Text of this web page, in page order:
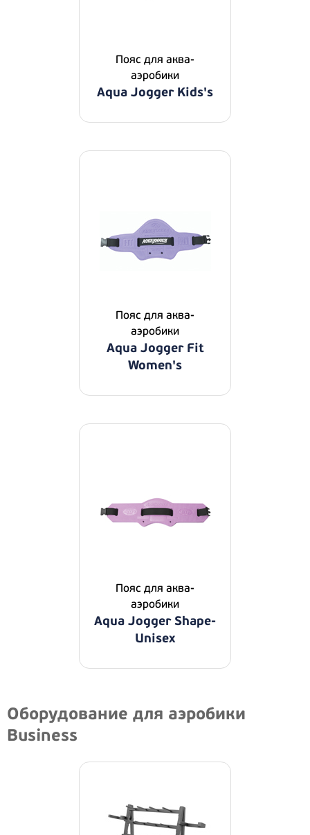
Пояс для аква-
аэробики
Aqua Jogger Kids's
Пояс для аква-
аэробики
Aqua Jogger Fit
Women's
Пояс для аква-
аэробики
Aqua Jogger Shape-
Unisex
Оборудование для аэробики
Business